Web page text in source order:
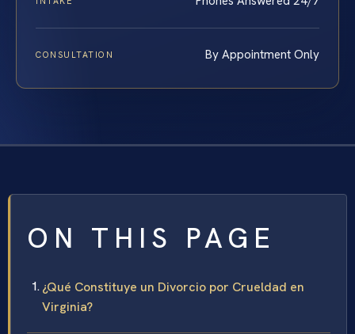
CONSULTATION By Appointment Only
ON THIS PAGE
¿Qué Constituye un Divorcio por Crueldad en
Virginia?